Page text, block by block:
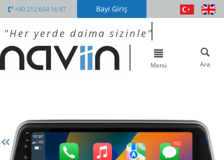
+90 212 654 16 87 Bayi Giriş
"Her yerde daima sizinle"
Toggle
navigation
Menü Ara
Previous